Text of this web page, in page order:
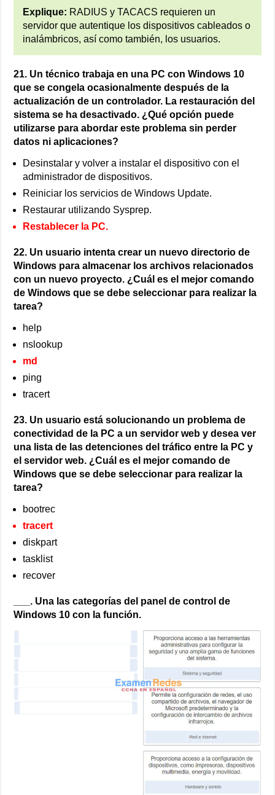
Explique: RADIUS y TACACS requieren un
servidor que autentique los dispositivos cableados o
inalámbricos, así como también, los usuarios.
21. Un técnico trabaja en una PC con Windows 10
que se congela ocasionalmente después de la
actualización de un controlador. La restauración del
sistema se ha desactivado. ¿Qué opción puede
utilizarse para abordar este problema sin perder
datos ni aplicaciones?
Desinstalar y volver a instalar el dispositivo con el
administrador de dispositivos.
Reiniciar los servicios de Windows Update.
Restaurar utilizando Sysprep.
Restablecer la PC.
22. Un usuario intenta crear un nuevo directorio de
Windows para almacenar los archivos relacionados
con un nuevo proyecto. ¿Cuál es el mejor comando
de Windows que se debe seleccionar para realizar la
tarea?
help
nslookup
md
ping
tracert
23. Un usuario está solucionando un problema de
conectividad de la PC a un servidor web y desea ver
una lista de las detenciones del tráfico entre la PC y
el servidor web. ¿Cuál es el mejor comando de
Windows que se debe seleccionar para realizar la
tarea?
bootrec
tracert
diskpart
tasklist
recover
___. Una las categorías del panel de control de
Windows 10 con la función.